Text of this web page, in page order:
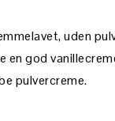
uden
en god
pulvercreme.